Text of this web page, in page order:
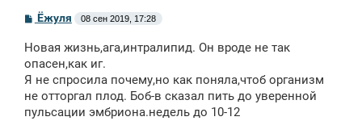
С
б
щ
н
и
Ёжуля 08 сен 2019, 17:28
Новая жизнь,ага,интралипид. Он вроде не так
опасен,как иг.
Я не спросила почему,но как поняла,чтоб организм
не отторгал плод. Боб-в сказал пить до уверенной
пульсации эмбриона.недель до 10-12